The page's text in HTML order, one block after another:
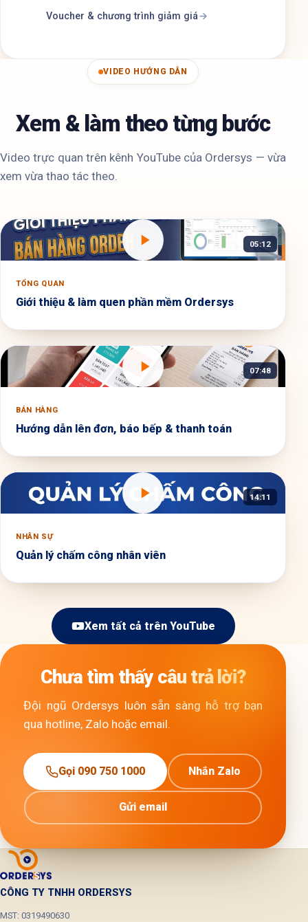
Voucher & chương trình giảm giá
VIDEO HƯỚNG DẪN
Xem & làm theo từng bước
Video trực quan trên kênh YouTube của Ordersys — vừa
xem vừa thao tác theo.
05:12
TỔNG QUAN
Giới thiệu & làm quen phần mềm Ordersys
07:48
BÁN HÀNG
Hướng dẫn lên đơn, báo bếp & thanh toán
14:11
NHÂN SỰ
Quản lý chấm công nhân viên
Xem tất cả trên YouTube
Chưa tìm thấy câu trả lời?
Đội ngũ Ordersys luôn sẵn sàng hỗ trợ bạn
qua hotline, Zalo hoặc email.
Gọi 090 750 1000 Nhắn Zalo
Gửi email
CÔNG TY TNHH ORDERSYS
MST: 0319490630